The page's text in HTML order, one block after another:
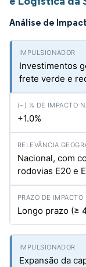
Análise de
Investimentos
frete verde e
+1.0%
Nacional, com
rodovias E20 e
Longo prazo (≥
Expansão da